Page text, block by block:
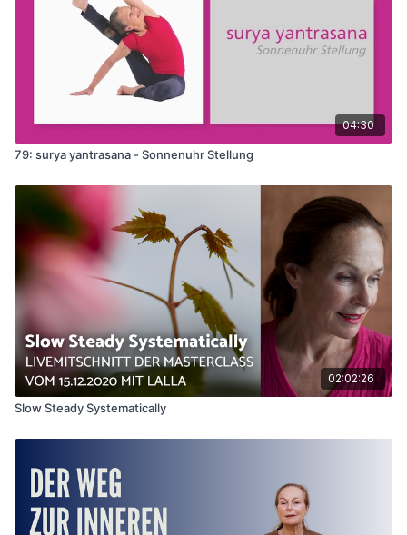
04:30
79: surya yantrasana - Sonnenuhr Stellung
02:02:26
Slow Steady Systematically